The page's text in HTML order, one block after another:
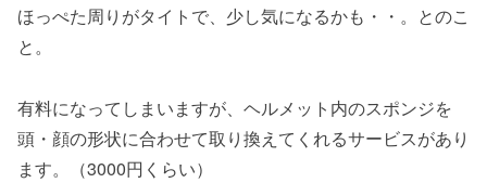
ほっぺた周りがタイトで、少し気になるかも・・。とのこ
と。
有料になってしまいますが、ヘルメット内のスポンジを
頭・顔の形状に合わせて取り換えてくれるサービスがあり
ます。（3000円くらい）